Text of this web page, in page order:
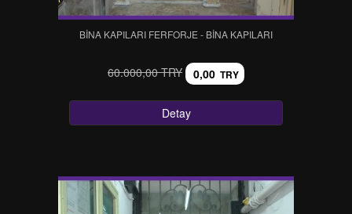
BINA KAPILARI FERFORJE - BINA KAPILARI
60.000,00 TRY 0,00 TRY
Detay